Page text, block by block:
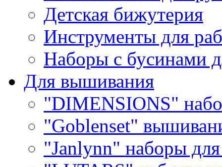
Детская бижутерия
Инструменты для
Наборы с бусинами
Для вышивания
"DIMENSIONS"
"Goblenset"
"Janlynn" наборы